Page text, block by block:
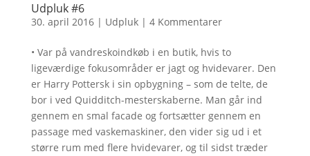
Udpluk #6
30. april 2016| Udpluk| 4 Kommentarer
• Var på vandreskoindkøb i en butik, hvis to
ligeværdige fokusområder er jagt og hvidevarer. Den
er Harry Pottersk i sin opbygning – som de telte, de
bor i ved Quidditch-mesterskaberne. Man går ind
gennem en smal facade og fortsætter gennem en
passage med vaskemaskiner, den vider sig ud i et
større rum med flere hvidevarer, og til sidst træder